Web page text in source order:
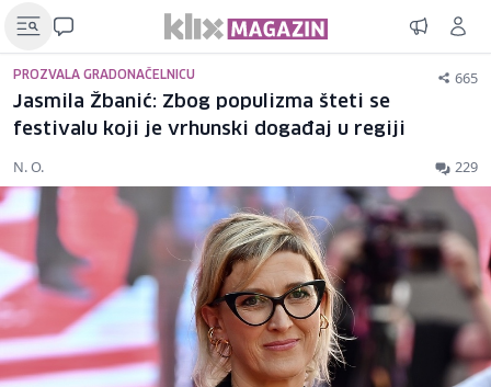
PROZVALA GRADONAČELNICU 665
Jasmila Žbanić: Zbog populizma šteti se
festivalu koji je vrhunski događaj u regiji
N. O. 229